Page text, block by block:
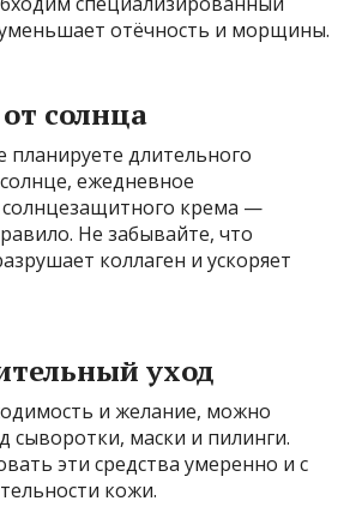
отёчность и морщины.
солнца
планируете длительного
ежедневное
солнцезащитного крема —
Не забывайте, что
коллаген и ускоряет
уход
и желание, можно
сыворотки, маски и пилинги.
эти средства умеренно и с
кожи.